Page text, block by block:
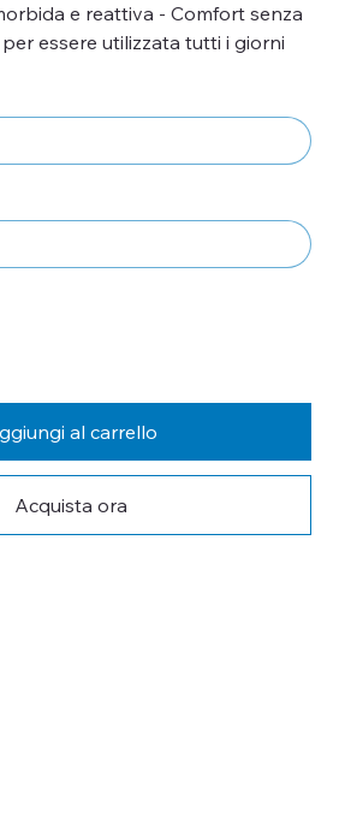
e reattiva - Comfort senza
essere utilizzata tutti i giorni
al carrello
Acquista ora